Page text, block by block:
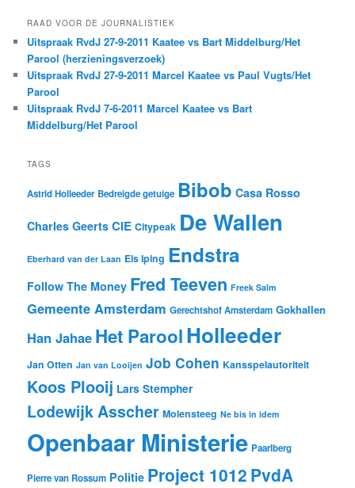
RAAD VOOR DE JOURNALISTIEK
Uitspraak RvdJ 27-9-2011 Kaatee vs Bart Middelburg/Het
Parool (herzieningsverzoek)
Uitspraak RvdJ 27-9-2011 Marcel Kaatee vs Paul Vugts/Het
Parool
Uitspraak RvdJ 7-6-2011 Marcel Kaatee vs Bart
Middelburg/Het Parool
TAGS
Astrid Holleeder Bedreigde getuige Bibob Casa Rosso
Charles Geerts CIE Citypeak De Wallen
Eberhard van der Laan Els Iping Endstra
Follow The Money Fred Teeven Freek Salm
Gemeente Amsterdam Gerechtshof Amsterdam Gokhallen
Han Jahae Het ParoolHolleeder
Jan Otten Jan van Looijen Job Cohen Kansspelautoriteit
Koos Plooij Lars Stempher
Lodewijk Asscher Molensteeg Ne bis in idem
Openbaar Ministerie Paarlberg
Pierre van Rossum Politie Project 1012 PvdA